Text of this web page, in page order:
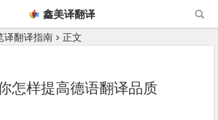
鑫美译翻译
译翻译指南 正文
怎样提高德语翻译品质